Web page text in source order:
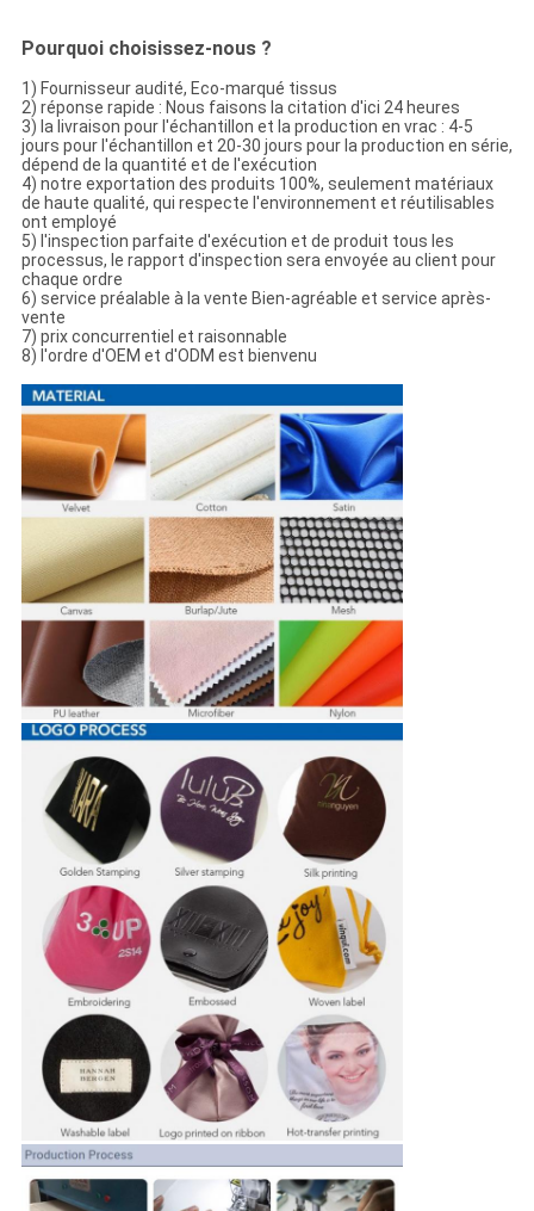
Pourquoi choisissez-nous ?
1) Fournisseur audité, Eco-marqué tissus
2) réponse rapide : Nous faisons la citation d'ici 24 heures
3) la livraison pour l'échantillon et la production en vrac : 4-5
jours pour l'échantillon et 20-30 jours pour la production en série,
dépend de la quantité et de l'exécution
4) notre exportation des produits 100%, seulement matériaux
de haute qualité, qui respecte l'environnement et réutilisables
ont employé
5) l'inspection parfaite d'exécution et de produit tous les
processus, le rapport d'inspection sera envoyée au client pour
chaque ordre
6) service préalable à la vente Bien-agréable et service après-
vente
7) prix concurrentiel et raisonnable
8) l'ordre d'OEM et d'ODM est bienvenu